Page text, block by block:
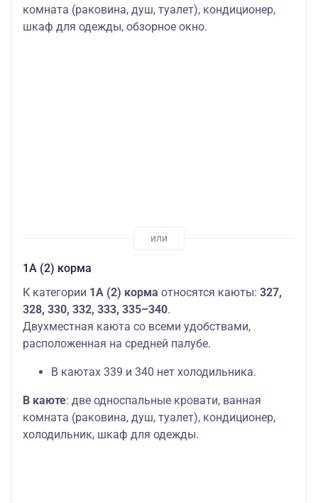
комната (раковина, душ, туалет), кондиционер,
шкаф для одежды, обзорное окно.
1А (2) корма
К категории 1А (2) корма относятся каюты: 327,
328, 330, 332, 333, 335–340.
Двухместная каюта со всеми удобствами,
расположенная на средней палубе.
В каютах 339 и 340 нет холодильника.
В каюте: две односпальные кровати, ванная
комната (раковина, душ, туалет), кондиционер,
холодильник, шкаф для одежды.